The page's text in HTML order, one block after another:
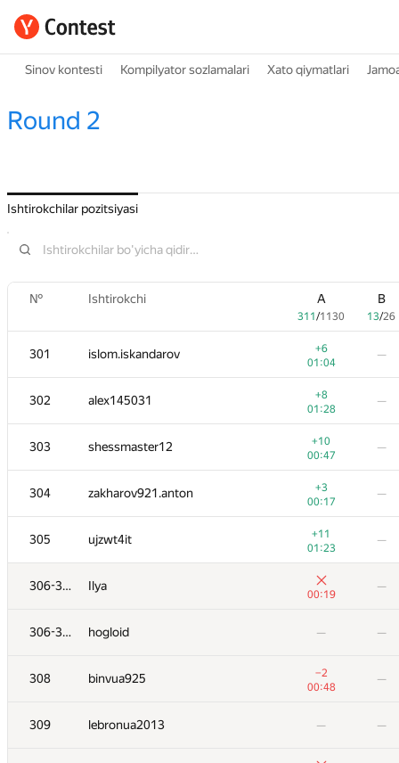
Sinov kontesti Kompilyator sozlamalari Xato qiymatlari
Round 2
Ishtirokchilar pozitsiyasi
№ Ishtirokchi A
311/1130
B
13/26
301 islom.iskandarov
+6
01:04
—
302 alex145031
+8
01:28
—
303 shessmaster12
+10
00:47
—
304 zakharov921.anton
+3
00:17
—
305 ujzwt4it
+11
01:23
—
306-307 Ilya
00:19
—
306-307 hogloid — —
308 binvua925
−2
00:48
—
309 lebronua2013 — —